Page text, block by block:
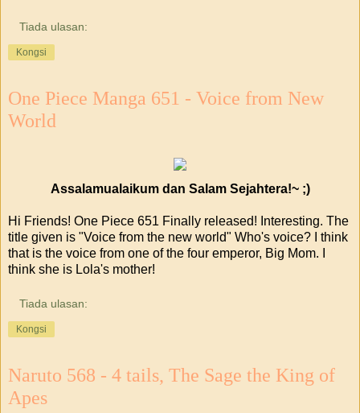
Tiada ulasan:
Kongsi
One Piece Manga 651 - Voice from New
World
Assalamualaikum dan Salam Sejahtera!~ ;)
Hi Friends! One Piece 651 Finally released! Interesting. The
title given is "Voice from the new world" Who's voice? I think
that is the voice from one of the four emperor, Big Mom. I
think she is Lola's mother!
Tiada ulasan:
Kongsi
Naruto 568 - 4 tails, The Sage the King of
Apes